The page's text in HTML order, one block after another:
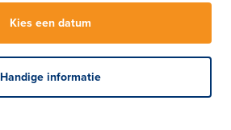
Kies een datum
Handige informatie